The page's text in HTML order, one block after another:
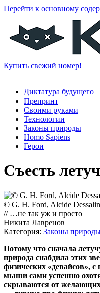
Перейти к основному
Купить свежий номер!
Диктатура будущего
Препринт
Своими руками
Технологии
Законы природы
Homo Sapiens
Герои
Съесть
© G. H. Ford, Alcide
// …не так уж и просто
Никита Лавренов
Категория: Законы
Потому что сначала
природа снабдила этих
физических «девайсов»,
мыши сами успешно
скрываются от желающих